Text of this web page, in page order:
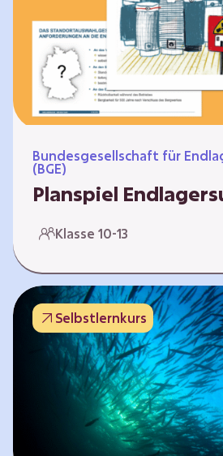
Workshops und kreativen…
Bundesgesellschaft für
(BGE)
Planspiel
Wer hat die besseren
nach einem bestmöglichen
eine Vielzahl
und Meinungen mit sich. Um
gesamtgesellschaftliche
bewältigen und alle
berücksichtigen, hat die BGE
Planspiel entwickelt. Die
nehmen dabei die Rollen
Akteure ein – wie…
Klasse 10-13
Selbstlernkurs